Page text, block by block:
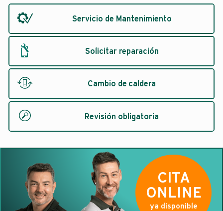
Servicio de Mantenimiento
Solicitar reparación
Cambio de caldera
Revisión obligatoria
CITA
ONLINE